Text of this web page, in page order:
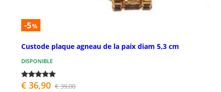
-5%
Custode plaque agneau de la paix diam 5,3 cm
DISPONIBLE
€ 36,90 € 39,00